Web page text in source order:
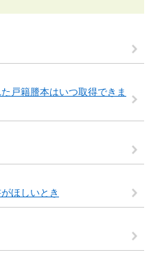
戸籍謄本はいつ取得できま
ほしいとき